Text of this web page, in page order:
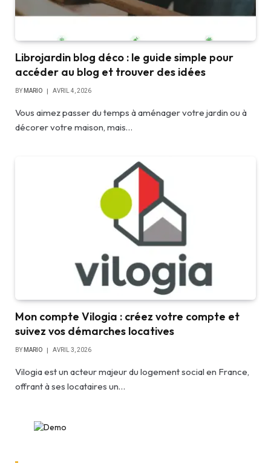
Librojardin blog déco : le guide simple pour
accéder au blog et trouver des idées
BY MARIO AVRIL 4, 2026
Vous aimez passer du temps à aménager votre jardin ou à
décorer votre maison, mais…
Mon compte Vilogia : créez votre compte et
suivez vos démarches locatives
BY MARIO AVRIL 3, 2026
Vilogia est un acteur majeur du logement social en France,
offrant à ses locataires un…